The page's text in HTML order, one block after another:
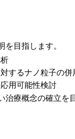
目指します。
するナノ粒子の
用可能性検討
療概念の確立を